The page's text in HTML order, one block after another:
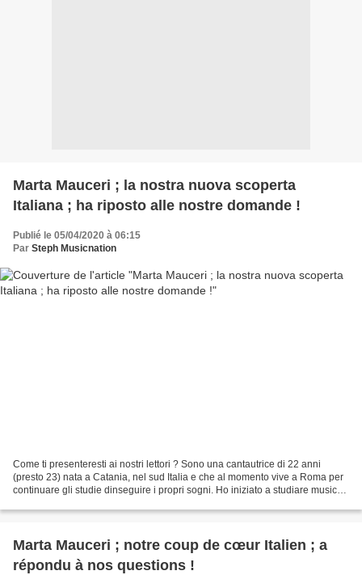
Marta Mauceri ; la nostra nuova scoperta
Italiana ; ha riposto alle nostre domande !
Publié le 05/04/2020 à 06:15
Par Steph Musicnation
Come ti presenteresti ai nostri lettori ? Sono una cantautrice di 22 anni
(presto 23) nata a Catania, nel sud Italia e che al momento vive a Roma per
continuare gli studie dinseguire i propri sogni. Ho iniziato a studiare musica
Marta Mauceri ; notre coup de cœur Italien ; a
répondu à nos questions !